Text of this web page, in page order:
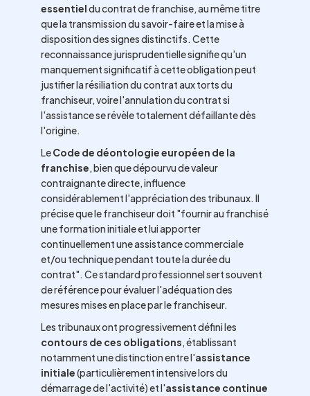
essentieldu contrat de franchise, au même titre
que la transmission du savoir-faire et la mise à
disposition des signes distinctifs. Cette
reconnaissance jurisprudentielle signifie qu'un
manquement significatif à cette obligation peut
justifier la résiliation du contrat aux torts du
franchiseur, voire l'annulation du contrat si
l'assistance se révèle totalement défaillante dès
l'origine.
LeCode de déontologie européen de la
franchise, bien que dépourvu de valeur
contraignante directe, influence
considérablement l'appréciation des tribunaux. Il
précise que le franchiseur doit "fournir au franchisé
une formation initiale et lui apporter
continuellement une assistance commerciale
et/ou technique pendant toute la durée du
contrat". Ce standard professionnel sert souvent
de référence pour évaluer l'adéquation des
mesures mises en place par le franchiseur.
Les tribunaux ont progressivement défini les
contours de ces obligations, établissant
notamment une distinction entre l'assistance
initiale(particulièrement intensive lors du
démarrage de l'activité) et l'assistance continue